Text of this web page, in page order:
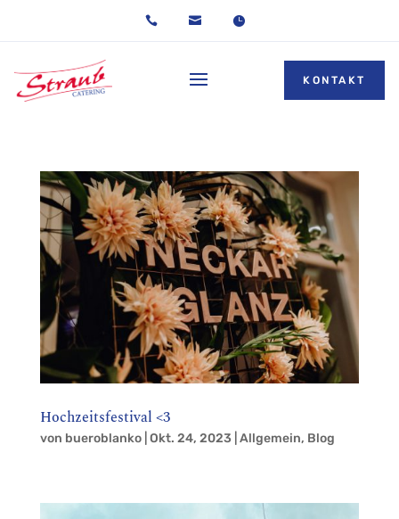
  
KONTAKT
Hochzeitsfestival <3
von bueroblanko| Okt. 24, 2023 Allgemein, Blog